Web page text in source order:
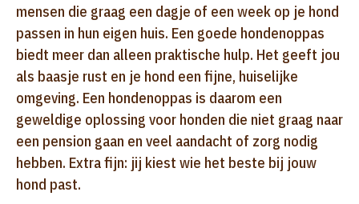
mensen die graag een dagje of een week op je hond
passen in hun eigen huis. Een goede hondenoppas
biedt meer dan alleen praktische hulp. Het geeft jou
als baasje rust en je hond een fijne, huiselijke
omgeving. Een hondenoppas is daarom een
geweldige oplossing voor honden die niet graag naar
een pension gaan en veel aandacht of zorg nodig
hebben. Extra fijn: jij kiest wie het beste bij jouw
hond past.